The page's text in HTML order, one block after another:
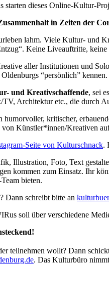
dieses Online-Kultur-
in Zeiten der
lahm. Viele Kultur- und
Keine Liveauftritte,
aller Institutionen und
“persönlich” kennen.
und Kreativschaffende, sei
Architektur etc., die durch
humorvoller, kritischer,
Künstler*innen/Kreativen
Seite von Kulturschnack.
Illustration, Foto, Text
kommen zum Einsatz. Ihr
bieten.
Dann schreibt bitte an
soll über verschiedene
teilnehmen wollt? Dann
. Das Kulturbüro